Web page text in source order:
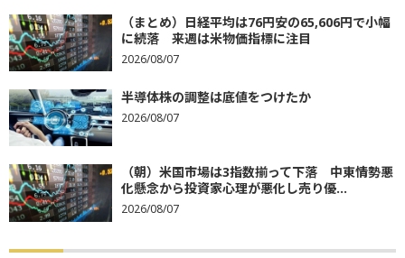
（まとめ）日経平均は76円安の65,606円で小幅
に続落 来週は米物価指標に注目
2026/08/07
半導体株の調整は底値をつけたか
2026/08/07
（朝）米国市場は3指数揃って下落 中東情勢悪
化懸念から投資家心理が悪化し売り優...
2026/08/07